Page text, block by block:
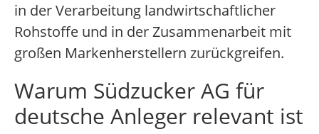
in der Verarbeitung landwirtschaftlicher
Rohstoffe und in der Zusammenarbeit mit
großen Markenherstellern zurückgreifen.
Warum Südzucker AG für
deutsche Anleger relevant ist